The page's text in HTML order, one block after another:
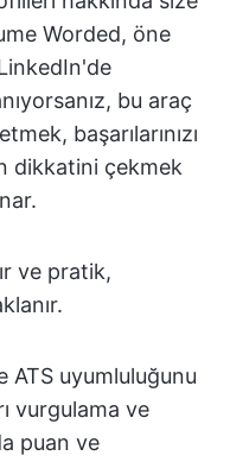
Worded, öne
bu araç
başarılarınızı
dikkatini çekmek
ve pratik,
ATS uyumluluğunu
vurgulama ve
puan ve